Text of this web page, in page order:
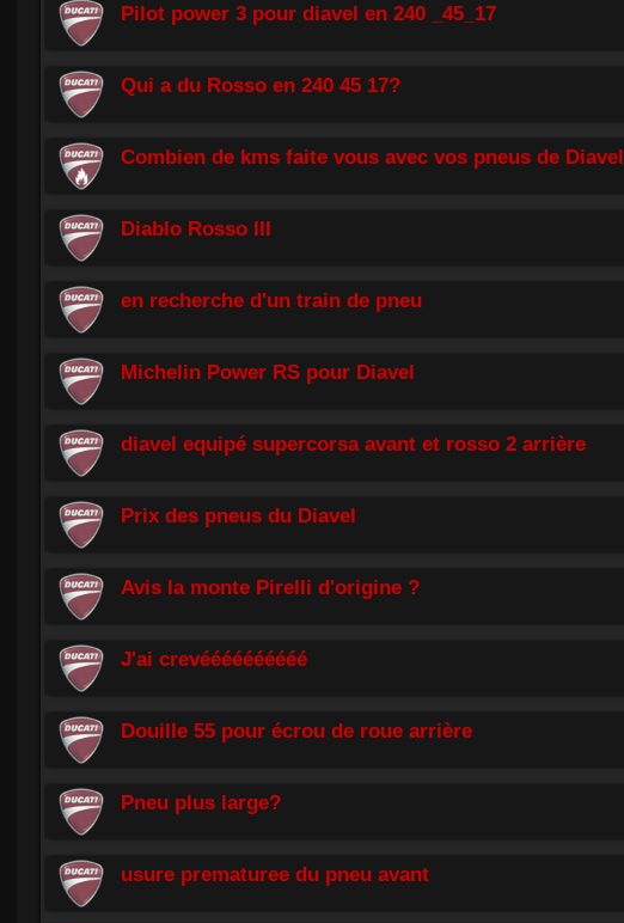
Pilot power 3 pour diavel en 240 _45_17
Qui a du Rosso en 240 45 17?
Combien de kms faite vous avec vos pneus de Diavel
Diablo Rosso III
en recherche d'un train de pneu
Michelin Power RS pour Diavel
diavel equipé supercorsa avant et rosso 2 arrière
Prix des pneus du Diavel
Avis la monte Pirelli d'origine ?
J'ai crevéééééééééé
Douille 55 pour écrou de roue arrière
Pneu plus large?
usure prematuree du pneu avant